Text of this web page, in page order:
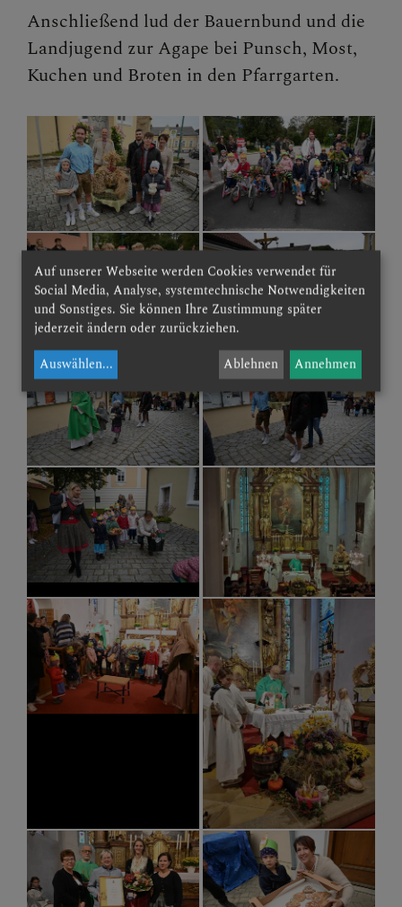
Anschließend lud der Bauernbund und die
Landjugend zur Agape bei Punsch, Most,
Kuchen und Broten in den Pfarrgarten.
Auf unserer Webseite werden Cookies verwendet für
Social Media, Analyse, systemtechnische Notwendigkeiten
und Sonstiges. Sie können Ihre Zustimmung später
jederzeit ändern oder zurückziehen.
Auswählen... Ablehnen Annehmen